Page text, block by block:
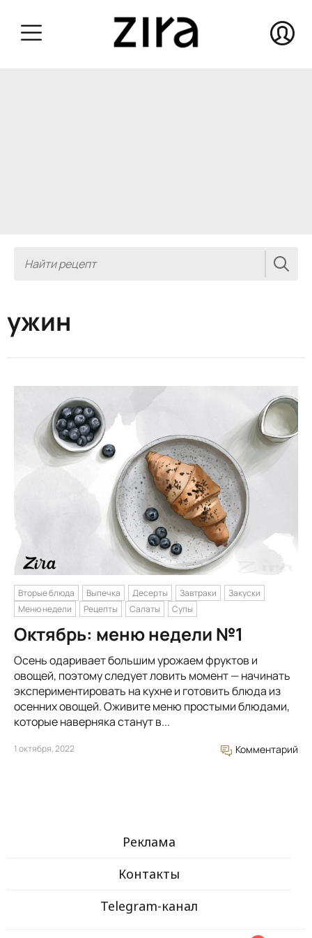
ужин
Вторые блюда Выпечка Десерты Завтраки
Закуски
Меню недели
Рецепты Салаты Супы
Октябрь: меню недели №1
Осень одаривает большим урожаем фруктов и
овощей, поэтому следует ловить момент — начинать
экспериментировать на кухне и готовить блюда из
осенних овощей. Оживите меню простыми блюдами,
которые наверняка станут в...
1 октября, 2022 Комментарий
Реклама
Контакты
Telegram-канал